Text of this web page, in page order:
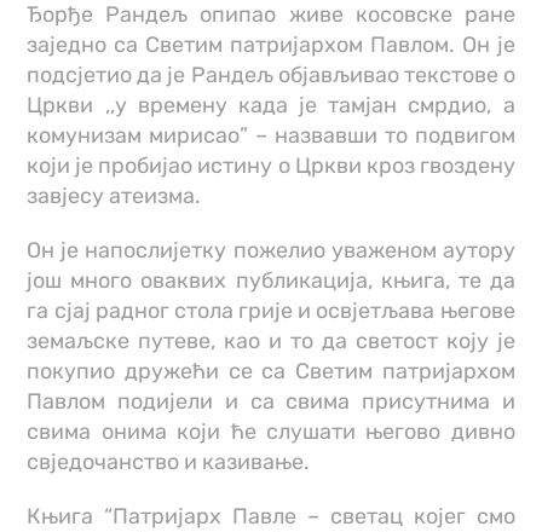
Ђорђе Рандељ опипао живе косовске ране
заједно са Светим патријархом Павлом. Он је
подсјетио да је Рандељ објављивао текстове о
Цркви ,,у времену када је тамјан смрдио, а
комунизам мирисао” – назвавши то подвигом
који је пробијао истину о Цркви кроз гвоздену
завјесу атеизма.
Он је напослијетку пожелио уваженом аутору
још много оваквих публикација, књига, те да
га сјај радног стола грије и освјетљава његове
земаљске путеве, као и то да светост коју је
покупио дружећи се са Светим патријархом
Павлом подијели и са свима присутнима и
свима онима који ће слушати његово дивно
свједочанство и казивање.
Књига “Патријарх Павле – светац којег смо